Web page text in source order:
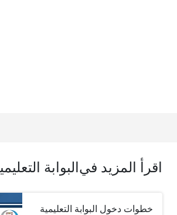
اقرأ المزيد في البوابة
خطوات دخول البوابة التعليمية